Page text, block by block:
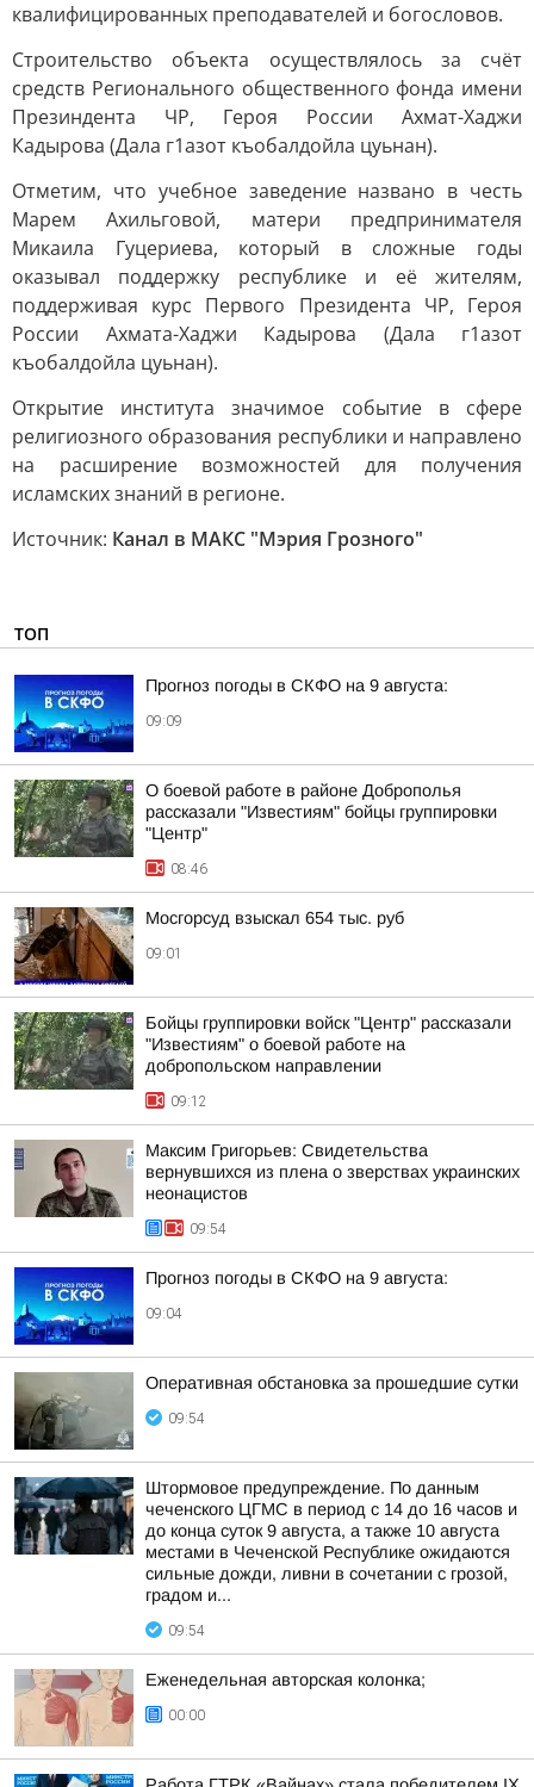
квалифицированных преподавателей и богословов.
Строительство объекта осуществлялось за счёт
средств Регионального общественного фонда имени
Презиндента ЧР, Героя России Ахмат-Хаджи
Кадырова (Дала г1азот къобалдойла цуьнан).
Отметим, что учебное заведение названо в честь
Марем Ахильговой, матери предпринимателя
Микаила Гуцериева, который в сложные годы
оказывал поддержку республике и её жителям,
поддерживая курс Первого Президента ЧР, Героя
России Ахмата-Хаджи Кадырова (Дала г1азот
къобалдойла цуьнан).
Открытие института значимое событие в сфере
религиозного образования республики и направлено
на расширение возможностей для получения
исламских знаний в регионе.
Источник: Канал в МАКС "Мэрия Грозного"
ТОП
Прогноз погоды в СКФО на 9 августа:
09:09
О боевой работе в районе Доброполья
рассказали "Известиям" бойцы группировки
"Центр"
08:46
Мосгорсуд взыскал 654 тыс. руб
09:01
Бойцы группировки войск "Центр" рассказали
"Известиям" о боевой работе на
добропольском направлении
09:12
Максим Григорьев: Свидетельства
вернувшихся из плена о зверствах украинских
неонацистов
09:54
Прогноз погоды в СКФО на 9 августа:
09:04
Оперативная обстановка за прошедшие сутки
09:54
Штормовое предупреждение. По данным
чеченского ЦГМС в период с 14 до 16 часов и
до конца суток 9 августа, а также 10 августа
местами в Чеченской Республике ожидаются
сильные дожди, ливни в сочетании с грозой,
градом и...
09:54
Еженедельная авторская колонка;
00:00